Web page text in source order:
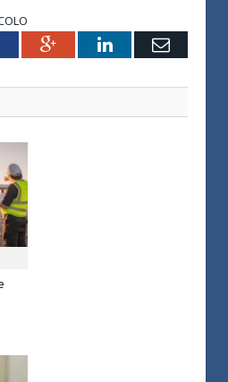
Google+LinkedInEmail